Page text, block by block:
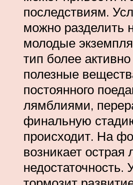
последствиям.
можно разделить
молодые
тип более
полезные
постоянного
лямблиями,
финальную
происходит. На
возникает острая
недостаточность.